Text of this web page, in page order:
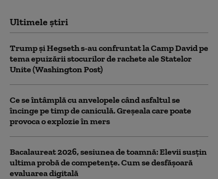
Ultimele știri
Trump şi Hegseth s-au confruntat la Camp David pe
tema epuizării stocurilor de rachete ale Statelor
Unite (Washington Post)
Ce se întâmplă cu anvelopele când asfaltul se
încinge pe timp de caniculă. Greșeala care poate
provoca o explozie în mers
Bacalaureat 2026, sesiunea de toamnă: Elevii susțin
ultima probă de competențe. Cum se desfășoară
evaluarea digitală